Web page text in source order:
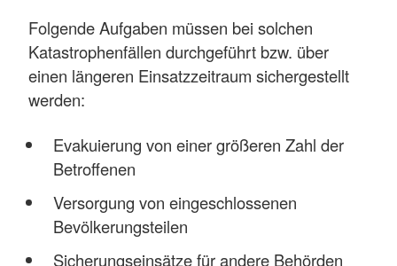
Folgende Aufgaben müssen bei solchen
Katastrophenfällen durchgeführt bzw. über
einen längeren Einsatzzeitraum sichergestellt
werden:
Evakuierung von einer größeren Zahl der
Betroffenen
Versorgung von eingeschlossenen
Bevölkerungsteilen
Sicherungseinsätze für andere Behörden